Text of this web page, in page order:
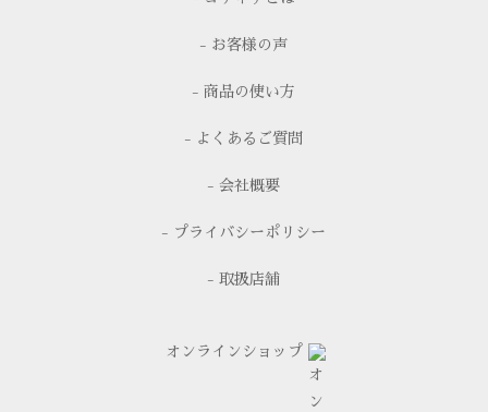
- お客様の声
- 商品の使い方
- よくあるご質問
- 会社概要
- プライバシーポリシー
- 取扱店舗
オンラインショップ